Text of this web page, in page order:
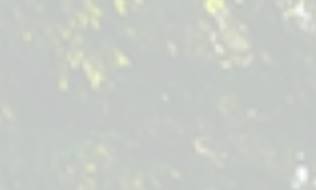
und Förderbewilligung unterstützt
maßgeblich die Ausschreibung und
und die Abrechnung und den Nachweis